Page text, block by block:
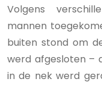
Volgens
mannen
buiten stond om
werd afgesloten –
in de nek werd